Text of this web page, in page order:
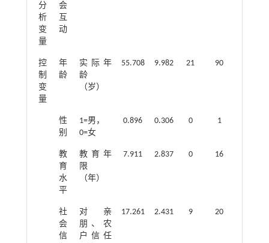
分
析
变
量
会
互
动
控
制
变
量
年
龄
实际年
龄
（岁）
55.708 9.982 21 90
性
别
1=男，
0=女
0.896 0.306 0 1
教
育
水
平
教育年
限
（年）
7.911 2.837 0 16
社
会
信
对亲
朋、农
户信任
17.261 2.431 9 20